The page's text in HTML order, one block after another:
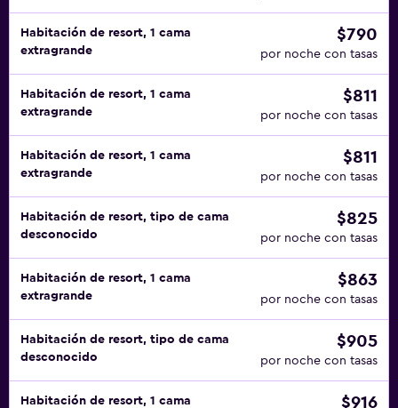
Habitación de resort, 1 cama
extragrande
$790
por noche con tasas
Habitación de resort, 1 cama
extragrande
$811
por noche con tasas
Habitación de resort, 1 cama
extragrande
$811
por noche con tasas
Habitación de resort, tipo de cama
desconocido
$825
por noche con tasas
Habitación de resort, 1 cama
extragrande
$863
por noche con tasas
Habitación de resort, tipo de cama
desconocido
$905
por noche con tasas
Habitación de resort, 1 cama
$916